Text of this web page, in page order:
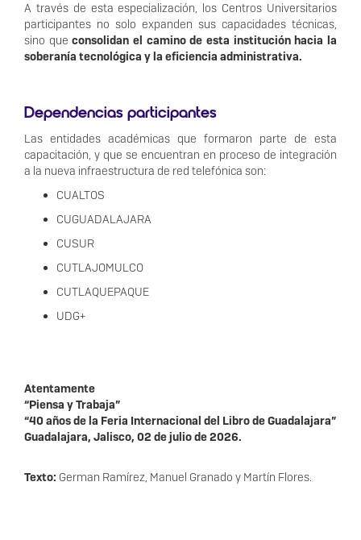
A través de esta especialización, los Centros Universitarios
participantes no solo expanden sus capacidades técnicas,
sino queconsolidan el camino de esta institución hacia la
soberanía tecnológica y la eficiencia administrativa.
Dependencias participantes
Las entidades académicas que formaron parte de esta
capacitación, y que se encuentran en proceso de integración
a la nueva infraestructura de red telefónica son:
CUALTOS
CUGUADALAJARA
CUSUR
CUTLAJOMULCO
CUTLAQUEPAQUE
UDG+
Atentamente
“Piensa y Trabaja”
“40 años de la Feria Internacional del Libro de Guadalajara”
Guadalajara, Jalisco, 02 de julio de 2026.
Texto: German Ramírez, Manuel Granado y Martín Flores.